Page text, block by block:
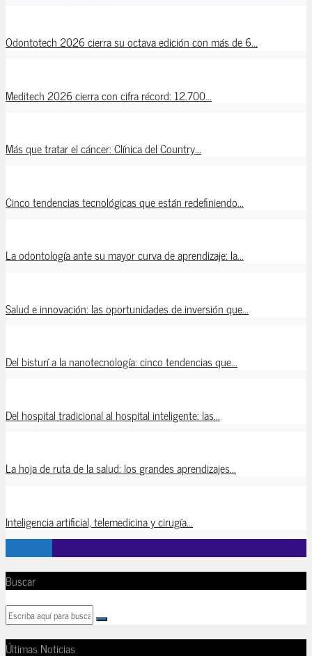
Odontotech 2026 cierra su octava edición con más de 6...
Meditech 2026 cierra con cifra récord: 12.700...
Más que tratar el cáncer: Clínica del Country...
Cinco tendencias tecnológicas que están redefiniendo...
La odontología ante su mayor curva de aprendizaje: la...
Salud e innovación: las oportunidades de inversión que...
Del bisturí a la nanotecnología: cinco tendencias que...
Del hospital tradicional al hospital inteligente: las...
La hoja de ruta de la salud: los grandes aprendizajes...
Inteligencia artificial, telemedicina y cirugía...
Buscar
Últimas Noticias